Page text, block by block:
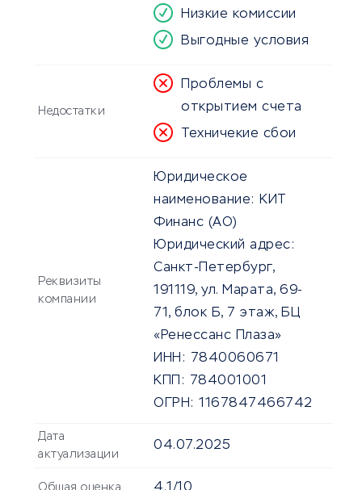
Низкие комиссии
Выгодные условия
Недостатки
Проблемы с
открытием счета
Техничекие сбои
Реквизиты
компании
Юридическое
наименование: КИТ
Финанс (АО)
Юридический адрес:
Санкт-Петербург,
191119, ул. Марата, 69-
71, блок Б, 7 этаж, БЦ
«Ренессанс Плаза»
ИНН:
7840060671
КПП:
784001001
ОГРН: 1167847466742
Дата
актуализации
04.07.2025